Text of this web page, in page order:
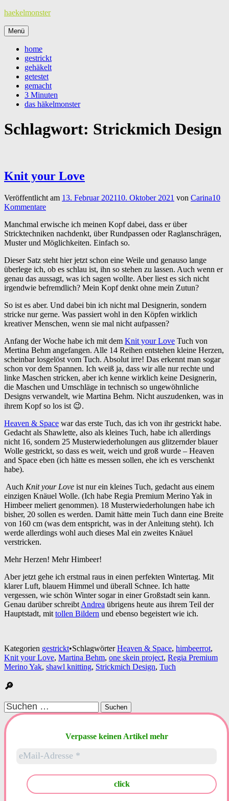
Zum
springen
haekelmonster
Menü
home
gestrickt
gehäkelt
getestet
gemacht
3 Minuten
das häkelmonster
Schlagwort: Strickmich Design
Knit your Love
Veröffentlicht am 13. Februar 202110. Oktober 2021 von Carina10
Kommentare
Manchmal erwische ich meinen Kopf dabei, dass er über
Stricktechniken nachdenkt, über Rundpassen oder Raglanschrägen,
Muster und Möglichkeiten. Einfach so.
Dieser Satz steht hier jetzt schon eine Weile und genauso lange
überlege ich, ob es schlau ist, ihn so stehen zu lassen. Auch wenn er
genau das aussagt, was ich sagen wollte. Aber liest es sich nicht
irgendwie befremdlich? Mein Kopf denkt ohne mein Zutun?
So ist es aber. Und dabei bin ich nicht mal Designerin, sondern
stricke nur gerne. Was passiert wohl in den Köpfen wirklich
kreativer Menschen, wenn sie mal nicht aufpassen?
Anfang der Woche habe ich mit dem Knit your Love Tuch von
Mertina Behm angefangen. Alle 14 Reihen entstehen kleine Herzen,
scheinbar losgelöst vom Tuch. Absolut irre! Das erkennt man sogar
schon vor dem Spannen. Ich weiß ja, dass wir alle nur rechte und
linke Maschen stricken, aber ich kenne wirklich keine Designerin,
die Maschen und Umschläge in technisch so ungewöhnliche
Designs verwandelt, wie Martina Behm. Nicht auszudenken, was in
ihrem Kopf so los ist 😉.
Heaven & Space war das erste Tuch, das ich von ihr gestrickt habe.
Gedacht als Shawlette, also als kleines Tuch, habe ich allerdings
nicht 16, sondern 25 Musterwiederholungen aus glitzernder blauer
Wolle gestrickt, so dass es weit, weich und groß wurde – Heaven
and Space eben (ich hätte es messen sollen, ehe ich es verschenkt
habe).
Auch Knit your Love ist nur ein kleines Tuch, gedacht aus einem
einzigen Knäuel Wolle. (Ich habe Regia Premium Merino Yak in
Himbeer meliert genommen). 18 Musterwiederholungen habe ich
bisher, 20 sollen es werden. Damit hätte mein Tuch dann eine Breite
von 160 cm (was dem entspricht, was in der Anleitung steht). Ich
werde allerdings wohl auch dieses Mal ein zweites Knäuel
verstricken.
Mehr Herzen! Mehr Himbeer!
Aber jetzt gehe ich erstmal raus in einen perfekten Wintertag. Mit
klarer Luft, blauem Himmel und überall Schnee. Ich hatte
vergessen, wie schön Winter sogar in einer Großstadt sein kann.
Genau darüber schreibt Andrea übrigens heute aus ihrem Teil der
Hauptstadt, mit tollen Bildern und ebenso begeistert wie ich.
Kategorien gestrickt•SchlagwörterHeaven & Space, himbeerrot,
Knit your Love, Martina Behm, one skein project, Regia Premium
Merino Yak, shawl knitting, Strickmich Design, Tuch
🔎
Suchen
nach:
Verpasse keinen Artikel mehr